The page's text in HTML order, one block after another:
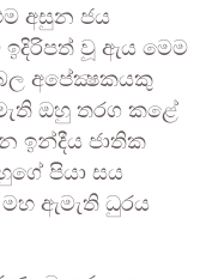
අසුන ජය
වූ ඇය මෙම
අපේක්‍ෂකයකු
ඔහු තරග කළේ
ඉන්දීය ජාතික
පියා සය
මහ ඇමැති ධුරය